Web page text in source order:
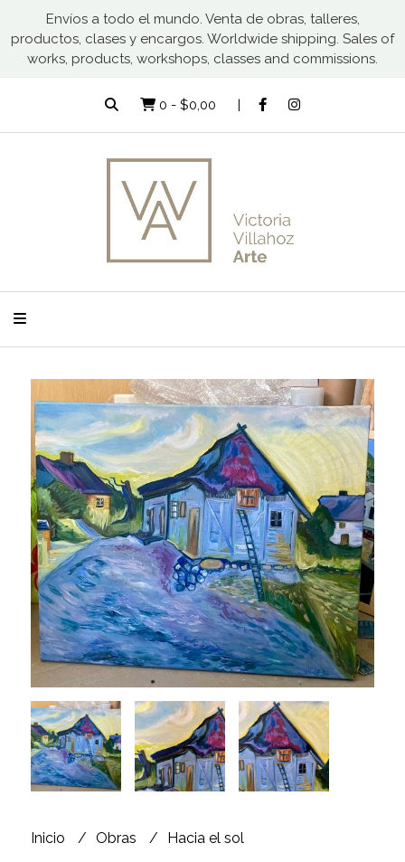
Envíos a todo el mundo. Venta de obras, talleres,
productos, clases y encargos. Worldwide shipping. Sales of
works, products, workshops, classes and commissions.
0 - $0,00
Inicio Obras Hacia el sol